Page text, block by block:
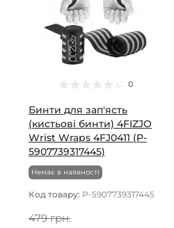
0
Бинти для зап'ясть
(кистьові бинти) 4FIZJO
Wrist Wraps 4FJ0411 (P-
5907739317445)
Немає в наявності
Код товару: P-5907739317445
479 грн.